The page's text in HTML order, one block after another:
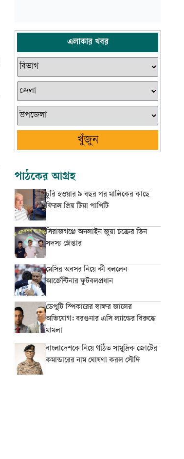
এলাকার খবর
খুঁজুন
পাঠকের আগ্রহ
চুরি হওয়ার ৯ বছর পর মালিকের কাছে
ফিরল প্রিয় টিয়া পাখিটি
সিরাজগঞ্জে অনলাইন জুয়া চক্রের তিন
সদস্য গ্রেপ্তার
মেসির অবসর নিয়ে কী বললেন
আর্জেন্টিনার ফুটবলপ্রধান
ডেপুটি স্পিকারের স্বাক্ষর জালের
অভিযোগ: বরগুনার এসি ল্যান্ডের বিরুদ্ধে
মামলা
বাংলাদেশকে নিয়ে গঠিত সামুদ্রিক জোটের
কমান্ডারের নাম ঘোষণা করল সৌদি